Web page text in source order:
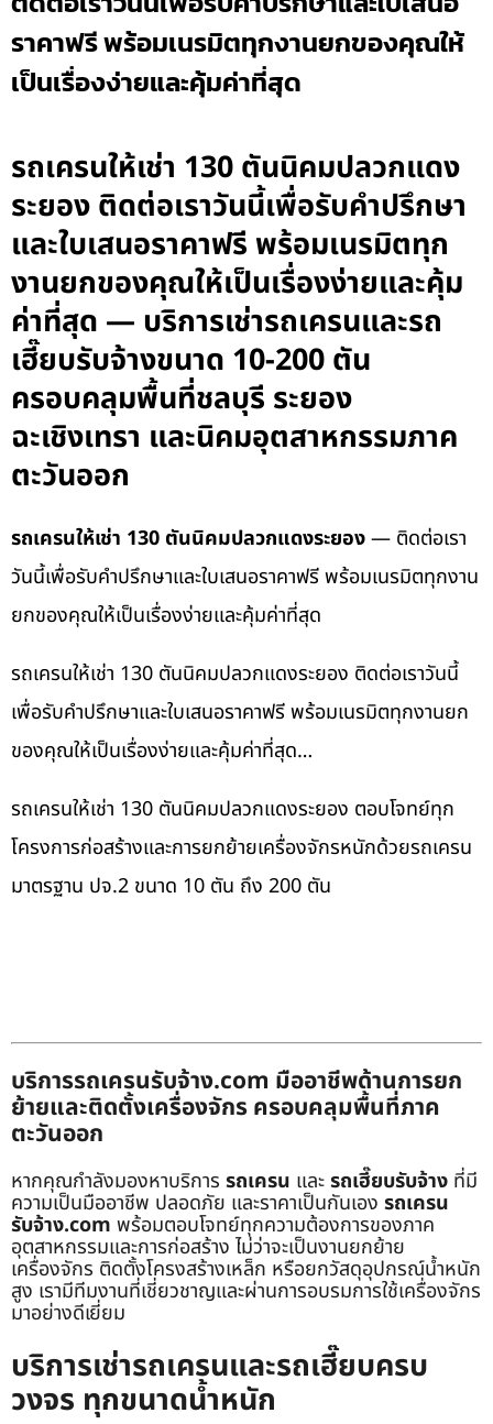
ราคาฟรี พร้อมเนรมิตทุกงานยกของคุณให้
เป็นเรื่องง่ายและคุ้มค่าที่สุด
รถเครนให้เช่า 130 ตันนิคมปลวกแดง
ระยอง ติดต่อเราวันนี้เพื่อรับคำปรึกษา
และใบเสนอราคาฟรี พร้อมเนรมิตทุก
งานยกของคุณให้เป็นเรื่องง่ายและคุ้ม
ค่าที่สุด — บริการเช่ารถเครนและรถ
เฮี๊ยบรับจ้างขนาด 10-200 ตัน
ครอบคลุมพื้นที่ชลบุรี ระยอง
ฉะเชิงเทรา และนิคมอุตสาหกรรมภาค
ตะวันออก
รถเครนให้เช่า 130 ตันนิคมปลวกแดงระยอง— ติดต่อเรา
วันนี้เพื่อรับคำปรึกษาและใบเสนอราคาฟรี พร้อมเนรมิตทุกงาน
ยกของคุณให้เป็นเรื่องง่ายและคุ้มค่าที่สุด
รถเครนให้เช่า 130 ตันนิคมปลวกแดงระยอง ติดต่อเราวันนี้
เพื่อรับคำปรึกษาและใบเสนอราคาฟรี พร้อมเนรมิตทุกงานยก
ของคุณให้เป็นเรื่องง่ายและคุ้มค่าที่สุด…
รถเครนให้เช่า 130 ตันนิคมปลวกแดงระยอง ตอบโจทย์ทุก
โครงการก่อสร้างและการยกย้ายเครื่องจักรหนักด้วยรถเครน
มาตรฐาน ปจ.2 ขนาด 10 ตัน ถึง 200 ตัน
บริการรถเครนรับจ้าง.com มืออาชีพด้านการยก
ย้ายและติดตั้งเครื่องจักร ครอบคลุมพื้นที่ภาค
ตะวันออก
หากคุณกำลังมองหาบริการ รถเครน และรถเฮี๊ยบรับจ้าง ที่มี
ความเป็นมืออาชีพ ปลอดภัย และราคาเป็นกันเอง รถเครน
รับจ้าง.com พร้อมตอบโจทย์ทุกความต้องการของภาค
อุตสาหกรรมและการก่อสร้าง ไม่ว่าจะเป็นงานยกย้าย
เครื่องจักร ติดตั้งโครงสร้างเหล็ก หรือยกวัสดุอุปกรณ์น้ำหนัก
สูง เรามีทีมงานที่เชี่ยวชาญและผ่านการอบรมการใช้เครื่องจักร
มาอย่างดีเยี่ยม
บริการเช่ารถเครนและรถเฮี๊ยบครบ
วงจร ทุกขนาดน้ำหนัก